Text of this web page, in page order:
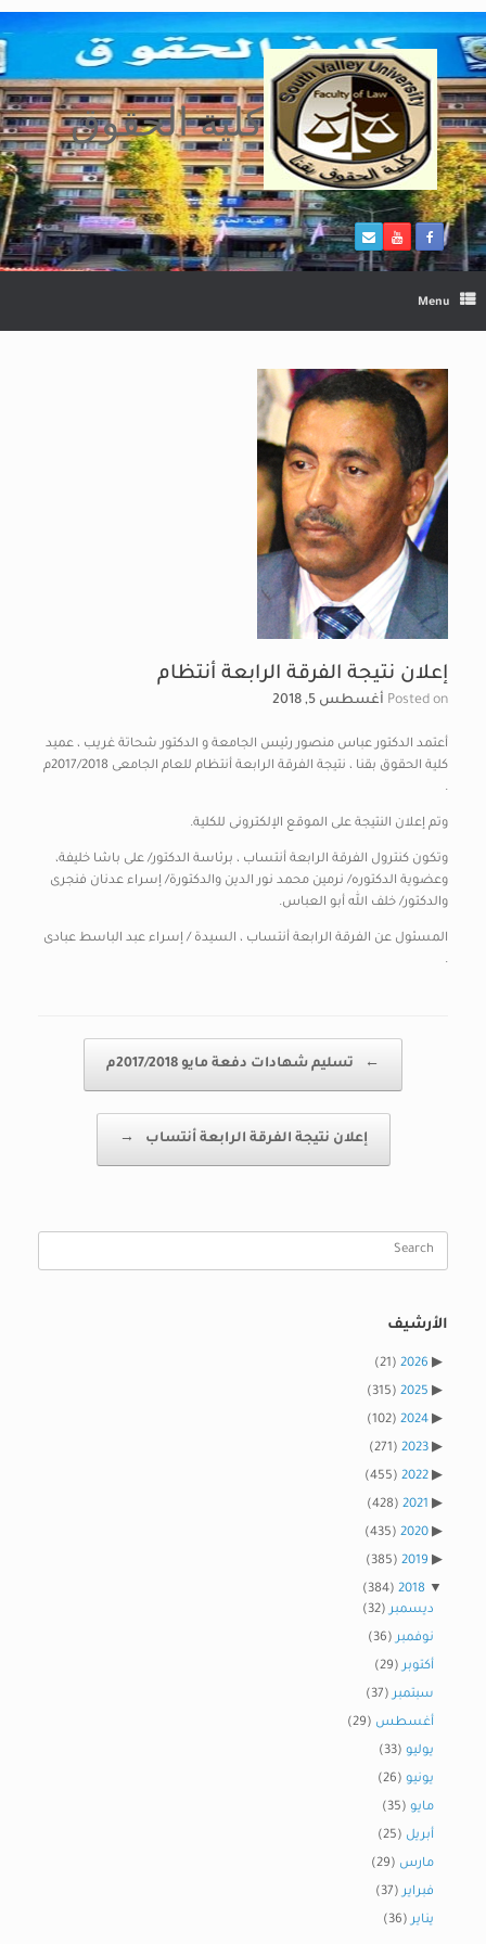
Skip
to
content
كلية الحقوق
Menu
إعلان نتيجة الفرقة الرابعة أنتظام
Posted on أغسطس 5, 2018
أعتمد الدكتور عباس منصور رئيس الجامعة و الدكتور شحاتة غريب ، عميد
كلية الحقوق بقنا ، نتيجة الفرقة الرابعة أنتظام للعام الجامعى 2017/2018م
.
وتم إعلان النتيجة على الموقع الإلكترونى للكلية.
وتكون كنترول الفرقة الرابعة أنتساب ، برئاسة الدكتور/ على باشا خليفة،
وعضوية الدكتوره/ نرمين محمد نور الدين والدكتورة/ إسراء عدنان فنجرى
والدكتور/ خلف الله أبو العباس.
المسئول عن الفرقة الرابعة أنتساب ، السيدة / إسراء عبد الباسط عبادى
.
← تسليم شهادات دفعة مايو 2017/2018م
إعلان نتيجة الفرقة الرابعة أنتساب →
Search
الأرشيف
2026
(21)
2025
(315)
2024
(102)
2023
(271)
2022
(455)
2021
(428)
2020
(435)
2019
(385)
2018
(384)
ديسمبر(32)
نوفمبر(36)
أكتوبر(29)
سبتمبر(37)
أغسطس (29)
يوليو (33)
يونيو (26)
مايو (35)
أبريل (25)
مارس (29)
فبراير(37)
يناير(36)